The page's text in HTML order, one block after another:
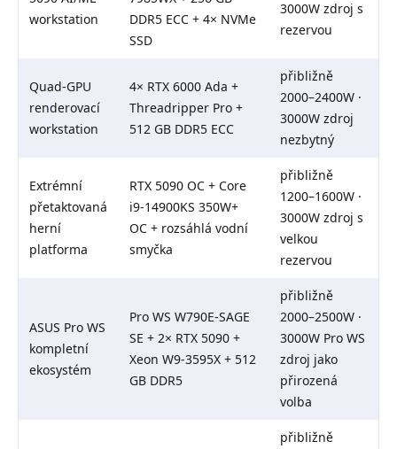
workstation
DDR5 ECC + 4× NVMe
SSD
3000W zdroj s
rezervou
Quad-GPU
renderovací
workstation
4× RTX 6000 Ada +
Threadripper Pro +
512 GB DDR5 ECC
přibližně
2000–2400W ·
3000W zdroj
nezbytný
Extrémní
přetaktovaná
herní
platforma
RTX 5090 OC + Core
i9-14900KS 350W+
OC + rozsáhlá vodní
smyčka
přibližně
1200–1600W ·
3000W zdroj s
velkou
rezervou
ASUS Pro WS
kompletní
ekosystém
Pro WS W790E-SAGE
SE + 2× RTX 5090 +
Xeon W9-3595X + 512
GB DDR5
přibližně
2000–2500W ·
3000W Pro WS
zdroj jako
přirozená
volba
přibližně